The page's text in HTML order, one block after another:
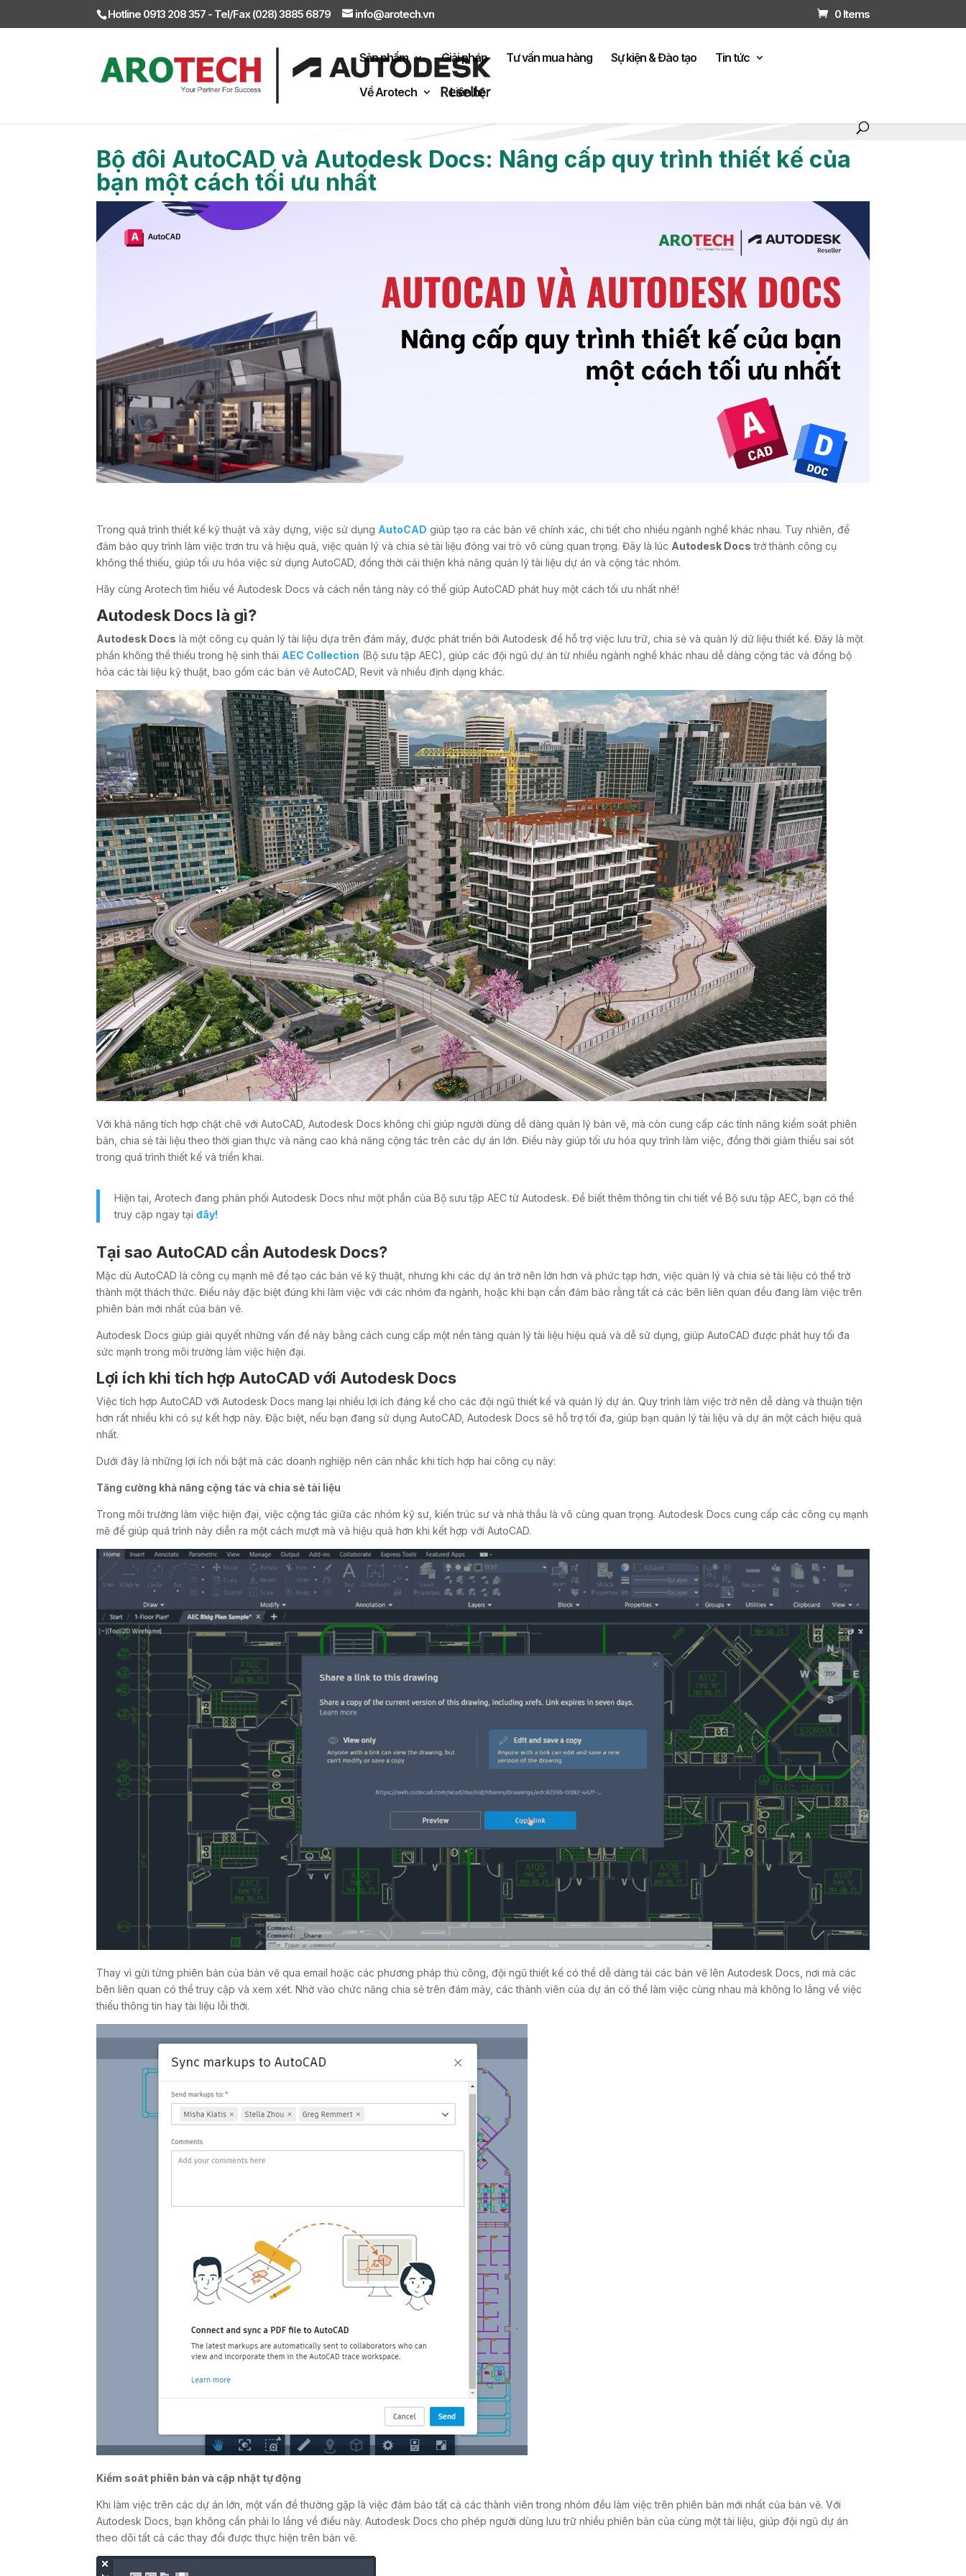
Hotline 0913 208 357 - Tel/Fax (028) 3885 6879 info@arotech.vn 0 Items
Sản phẩm Giải pháp Tư vấn mua hàng Sự kiện & Đào tạo Tin tức
Về Arotech Liên hệ
Bộ đôi AutoCAD và Autodesk Docs: Nâng cấp quy trình thiết kế của
bạn một cách tối ưu nhất
Trong quá trình thiết kế kỹ thuật và xây dựng, việc sử dụng AutoCAD giúp tạo ra các bản vẽ chính xác, chi tiết cho nhiều ngành nghề khác nhau. Tuy nhiên, để
đảm bảo quy trình làm việc trơn tru và hiệu quả, việc quản lý và chia sẻ tài liệu đóng vai trò vô cùng quan trọng. Đây là lúc Autodesk Docs trở thành công cụ
không thể thiếu, giúp tối ưu hóa việc sử dụng AutoCAD, đồng thời cải thiện khả năng quản lý tài liệu dự án và cộng tác nhóm.
Hãy cùng Arotech tìm hiểu về Autodesk Docs và cách nền tảng này có thể giúp AutoCAD phát huy một cách tối ưu nhất nhé!
Autodesk Docs là gì?
Autodesk Docs là một công cụ quản lý tài liệu dựa trên đám mây, được phát triển bởi Autodesk để hỗ trợ việc lưu trữ, chia sẻ và quản lý dữ liệu thiết kế. Đây là một
phần không thể thiếu trong hệ sinh thái AEC Collection (Bộ sưu tập AEC), giúp các đội ngũ dự án từ nhiều ngành nghề khác nhau dễ dàng cộng tác và đồng bộ
hóa các tài liệu kỹ thuật, bao gồm các bản vẽ AutoCAD, Revit và nhiều định dạng khác.
Với khả năng tích hợp chặt chẽ với AutoCAD, Autodesk Docs không chỉ giúp người dùng dễ dàng quản lý bản vẽ, mà còn cung cấp các tính năng kiểm soát phiên
bản, chia sẻ tài liệu theo thời gian thực và nâng cao khả năng cộng tác trên các dự án lớn. Điều này giúp tối ưu hóa quy trình làm việc, đồng thời giảm thiểu sai sót
trong quá trình thiết kế và triển khai.
Hiện tại, Arotech đang phân phối Autodesk Docs như một phần của Bộ sưu tập AEC từ Autodesk. Để biết thêm thông tin chi tiết về Bộ sưu tập AEC, bạn có thể
truy cập ngay tạiđây!
Tại sao AutoCAD cần Autodesk Docs?
Mặc dù AutoCAD là công cụ mạnh mẽ để tạo các bản vẽ kỹ thuật, nhưng khi các dự án trở nên lớn hơn và phức tạp hơn, việc quản lý và chia sẻ tài liệu có thể trở
thành một thách thức. Điều này đặc biệt đúng khi làm việc với các nhóm đa ngành, hoặc khi bạn cần đảm bảo rằng tất cả các bên liên quan đều đang làm việc trên
phiên bản mới nhất của bản vẽ.
Autodesk Docs giúp giải quyết những vấn đề này bằng cách cung cấp một nền tảng quản lý tài liệu hiệu quả và dễ sử dụng, giúp AutoCAD được phát huy tối đa
sức mạnh trong môi trường làm việc hiện đại.
Lợi ích khi tích hợp AutoCAD với Autodesk Docs
Việc tích hợp AutoCAD với Autodesk Docs mang lại nhiều lợi ích đáng kể cho các đội ngũ thiết kế và quản lý dự án. Quy trình làm việc trở nên dễ dàng và thuận tiện
hơn rất nhiều khi có sự kết hợp này. Đặc biệt, nếu bạn đang sử dụng AutoCAD, Autodesk Docs sẽ hỗ trợ tối đa, giúp bạn quản lý tài liệu và dự án một cách hiệu quả
nhất.
Dưới đây là những lợi ích nổi bật mà các doanh nghiệp nên cân nhắc khi tích hợp hai công cụ này:
Tăng cường khả năng cộng tác và chia sẻ tài liệu
Trong môi trường làm việc hiện đại, việc cộng tác giữa các nhóm kỹ sư, kiến trúc sư và nhà thầu là vô cùng quan trọng. Autodesk Docs cung cấp các công cụ mạnh
mẽ để giúp quá trình này diễn ra một cách mượt mà và hiệu quả hơn khi kết hợp với AutoCAD.
Thay vì gửi từng phiên bản của bản vẽ qua email hoặc các phương pháp thủ công, đội ngũ thiết kế có thể dễ dàng tải các bản vẽ lên Autodesk Docs, nơi mà các
bên liên quan có thể truy cập và xem xét. Nhờ vào chức năng chia sẻ trên đám mây, các thành viên của dự án có thể làm việc cùng nhau mà không lo lắng về việc
thiếu thông tin hay tài liệu lỗi thời.
Kiểm soát phiên bản và cập nhật tự động
Khi làm việc trên các dự án lớn, một vấn đề thường gặp là việc đảm bảo tất cả các thành viên trong nhóm đều làm việc trên phiên bản mới nhất của bản vẽ. Với
Autodesk Docs, bạn không cần phải lo lắng về điều này. Autodesk Docs cho phép người dùng lưu trữ nhiều phiên bản của cùng một tài liệu, giúp đội ngũ dự án
theo dõi tất cả các thay đổi được thực hiện trên bản vẽ.